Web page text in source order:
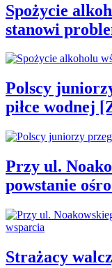
Spożycie
stanowi
Polscy
piłce wodnej
Przy ul.
powstanie
Strażacy